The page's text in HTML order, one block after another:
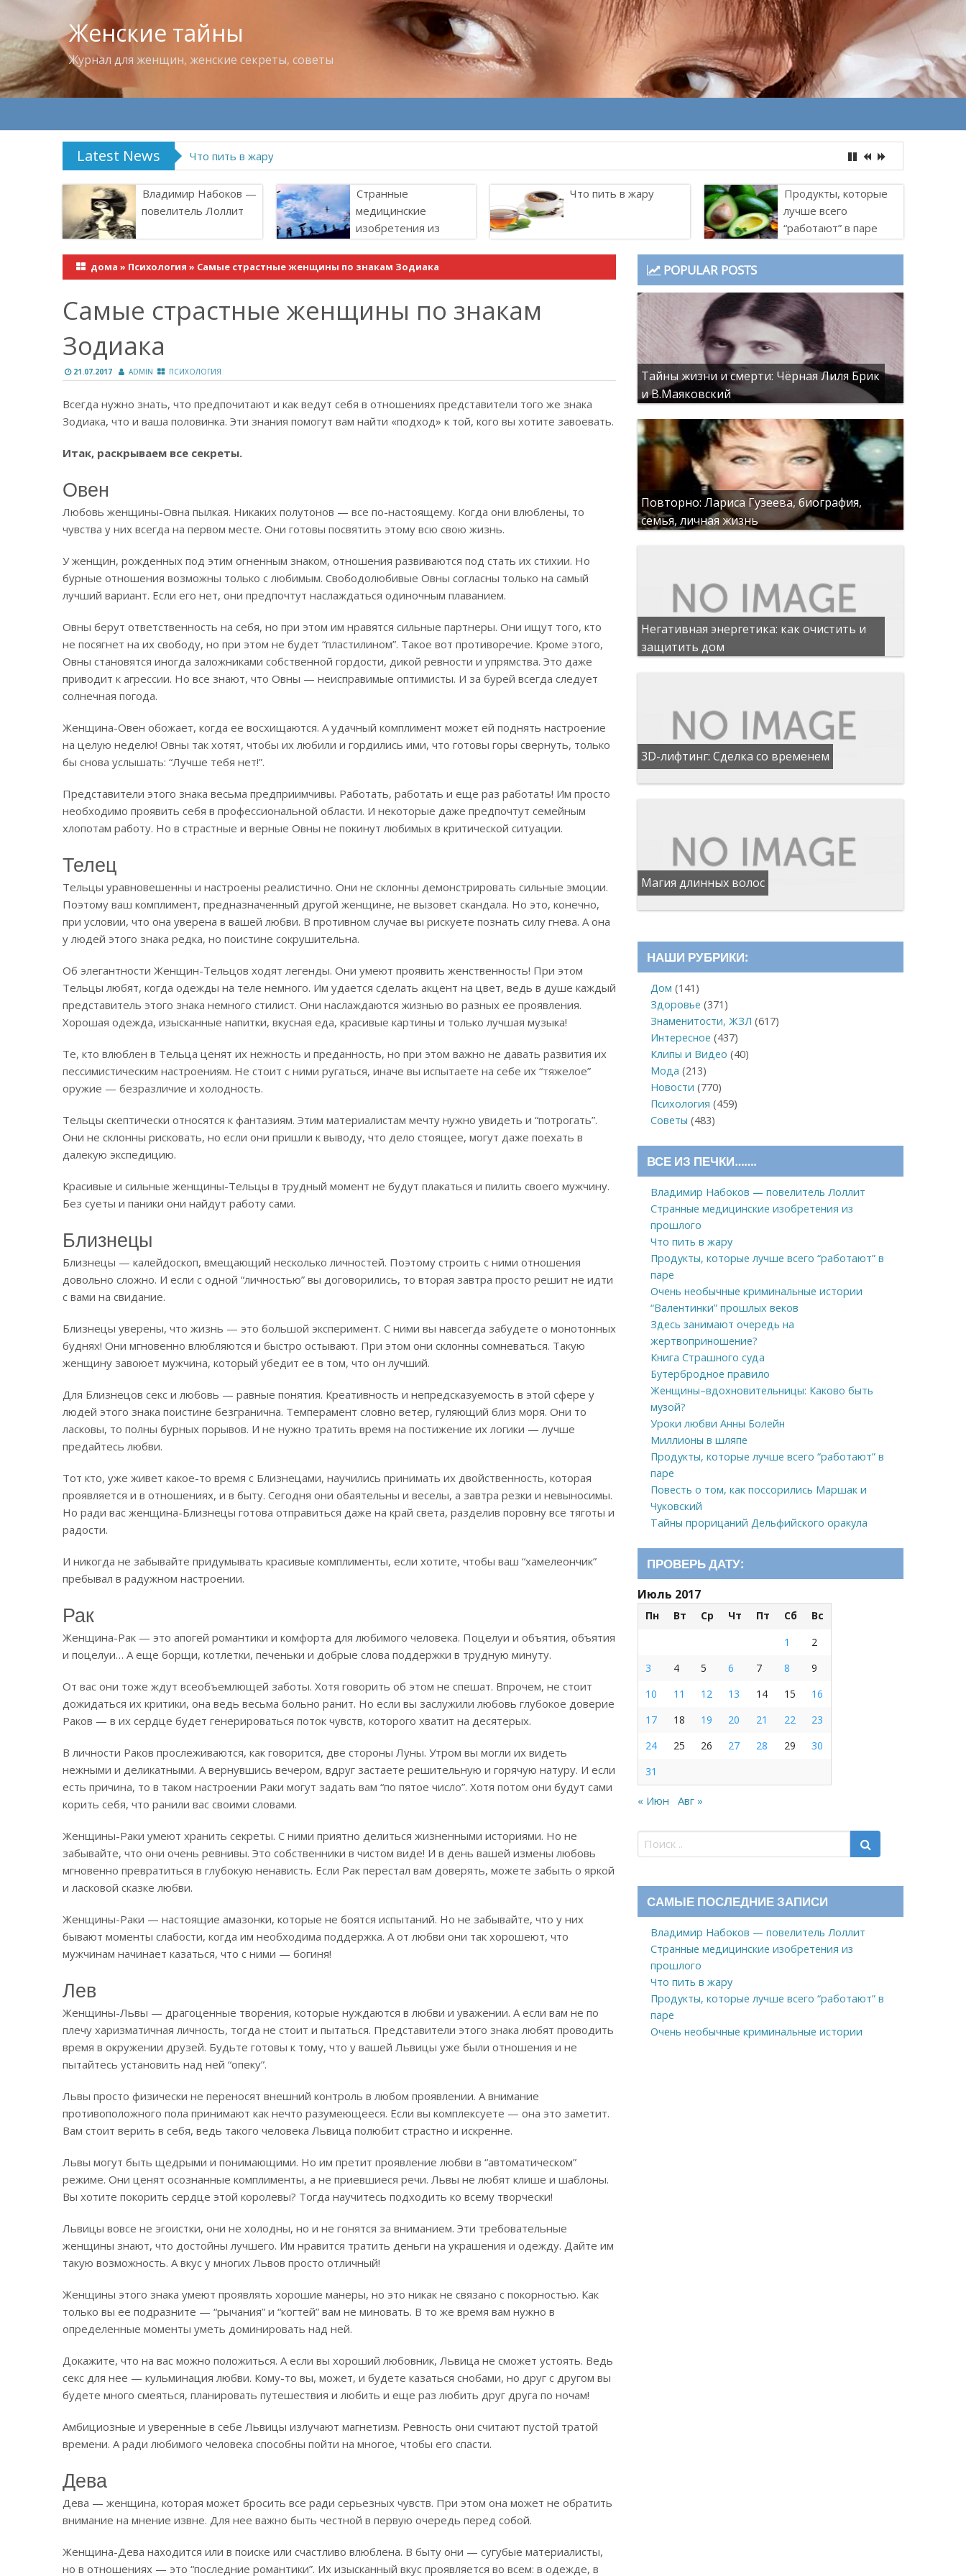
Женские тайны
Журнал для женщин, женские секреты, советы
Latest News Что пить в жару
Владимир Набоков —
повелитель Лоллит
Странные
медицинские
изобретения из
Что пить в жару
Продукты, которые
лучше всего
“работают” в паре
дома » Психология » Самые страстные женщины по знакам Зодиака
Самые страстные женщины по знакам
Зодиака
21.07.2017 ADMIN ПСИХОЛОГИЯ
Всегда нужно знать, что предпочитают и как ведут себя в отношениях представители того же знака
Зодиака, что и ваша половинка. Эти знания помогут вам найти «подход» к той, кого вы хотите завоевать.
Итак, раскрываем все секреты.
Овен
Любовь женщины-Овна пылкая. Никаких полутонов — все по-настоящему. Когда они влюблены, то
чувства у них всегда на первом месте. Они готовы посвятить этому всю свою жизнь.
У женщин, рожденных под этим огненным знаком, отношения развиваются под стать их стихии. Но
бурные отношения возможны только с любимым. Свободолюбивые Овны согласны только на самый
лучший вариант. Если его нет, они предпочтут наслаждаться одиночным плаванием.
Овны берут ответственность на себя, но при этом им нравятся сильные партнеры. Они ищут того, кто
не посягнет на их свободу, но при этом не будет “пластилином”. Такое вот противоречие. Кроме этого,
Овны становятся иногда заложниками собственной гордости, дикой ревности и упрямства. Это даже
приводит к агрессии. Но все знают, что Овны — неисправимые оптимисты. И за бурей всегда следует
солнечная погода.
Женщина-Овен обожает, когда ее восхищаются. А удачный комплимент может ей поднять настроение
на целую неделю! Овны так хотят, чтобы их любили и гордились ими, что готовы горы свернуть, только
бы снова услышать: “Лучше тебя нет!”.
Представители этого знака весьма предприимчивы. Работать, работать и еще раз работать! Им просто
необходимо проявить себя в профессиональной области. И некоторые даже предпочтут семейным
хлопотам работу. Но в страстные и верные Овны не покинут любимых в критической ситуации.
Телец
Тельцы уравновешенны и настроены реалистично. Они не склонны демонстрировать сильные эмоции.
Поэтому ваш комплимент, предназначенный другой женщине, не вызовет скандала. Но это, конечно,
при условии, что она уверена в вашей любви. В противном случае вы рискуете познать силу гнева. А она
у людей этого знака редка, но поистине сокрушительна.
Об элегантности Женщин-Тельцов ходят легенды. Они умеют проявить женственность! При этом
Тельцы любят, когда одежды на теле немного. Им удается сделать акцент на цвет, ведь в душе каждый
представитель этого знака немного стилист. Они наслаждаются жизнью во разных ее проявления.
Хорошая одежда, изысканные напитки, вкусная еда, красивые картины и только лучшая музыка!
Те, кто влюблен в Тельца ценят их нежность и преданность, но при этом важно не давать развития их
пессимистическим настроениям. Не стоит с ними ругаться, иначе вы испытаете на себе их “тяжелое”
оружие — безразличие и холодность.
Тельцы скептически относятся к фантазиям. Этим материалистам мечту нужно увидеть и “потрогать”.
Они не склонны рисковать, но если они пришли к выводу, что дело стоящее, могут даже поехать в
далекую экспедицию.
Красивые и сильные женщины-Тельцы в трудный момент не будут плакаться и пилить своего мужчину.
Без суеты и паники они найдут работу сами.
Близнецы
Близнецы — калейдоскоп, вмещающий несколько личностей. Поэтому строить с ними отношения
довольно сложно. И если с одной “личностью” вы договорились, то вторая завтра просто решит не идти
с вами на свидание.
Близнецы уверены, что жизнь — это большой эксперимент. С ними вы навсегда забудете о монотонных
буднях! Они мгновенно влюбляются и быстро остывают. При этом они склонны сомневаться. Такую
женщину завоюет мужчина, который убедит ее в том, что он лучший.
Для Близнецов секс и любовь — равные понятия. Креативность и непредсказуемость в этой сфере у
людей этого знака поистине безгранична. Темперамент словно ветер, гуляющий близ моря. Они то
ласковы, то полны бурных порывов. И не нужно тратить время на постижение их логики — лучше
предайтесь любви.
Тот кто, уже живет какое-то время с Близнецами, научились принимать их двойственность, которая
проявляется и в отношениях, и в быту. Сегодня они обаятельны и веселы, а завтра резки и невыносимы.
Но ради вас женщина-Близнецы готова отправиться даже на край света, разделив поровну все тяготы и
радости.
И никогда не забывайте придумывать красивые комплименты, если хотите, чтобы ваш “хамелеончик”
пребывал в радужном настроении.
Рак
Женщина-Рак — это апогей романтики и комфорта для любимого человека. Поцелуи и объятия, объятия
и поцелуи… А еще борщи, котлетки, печеньки и добрые слова поддержки в трудную минуту.
От вас они тоже ждут всеобъемлющей заботы. Хотя говорить об этом не спешат. Впрочем, не стоит
дожидаться их критики, она ведь весьма больно ранит. Но если вы заслужили любовь глубокое доверие
Раков — в их сердце будет генерироваться поток чувств, которого хватит на десятерых.
В личности Раков прослеживаются, как говорится, две стороны Луны. Утром вы могли их видеть
нежными и деликатными. А вернувшись вечером, вдруг застаете решительную и горячую натуру. И если
есть причина, то в таком настроении Раки могут задать вам “по пятое число”. Хотя потом они будут сами
корить себя, что ранили вас своими словами.
Женщины-Раки умеют хранить секреты. С ними приятно делиться жизненными историями. Но не
забывайте, что они очень ревнивы. Это собственники в чистом виде! И в день вашей измены любовь
мгновенно превратиться в глубокую ненависть. Если Рак перестал вам доверять, можете забыть о яркой
и ласковой сказке любви.
Женщины-Раки — настоящие амазонки, которые не боятся испытаний. Но не забывайте, что у них
бывают моменты слабости, когда им необходима поддержка. А от любви они так хорошеют, что
мужчинам начинает казаться, что с ними — богиня!
Лев
Женщины-Львы — драгоценные творения, которые нуждаются в любви и уважении. А если вам не по
плечу харизматичная личность, тогда не стоит и пытаться. Представители этого знака любят проводить
время в окружении друзей. Будьте готовы к тому, что у вашей Львицы уже были отношения и не
пытайтесь установить над ней “опеку”.
Львы просто физически не переносят внешний контроль в любом проявлении. А внимание
противоположного пола принимают как нечто разумеющееся. Если вы комплексуете — она это заметит.
Вам стоит верить в себя, ведь такого человека Львица полюбит страстно и искренне.
Львы могут быть щедрыми и понимающими. Но им претит проявление любви в “автоматическом”
режиме. Они ценят осознанные комплименты, а не приевшиеся речи. Львы не любят клише и шаблоны.
Вы хотите покорить сердце этой королевы? Тогда научитесь подходить ко всему творчески!
Львицы вовсе не эгоистки, они не холодны, но и не гонятся за вниманием. Эти требовательные
женщины знают, что достойны лучшего. Им нравится тратить деньги на украшения и одежду. Дайте им
такую возможность. А вкус у многих Львов просто отличный!
Женщины этого знака умеют проявлять хорошие манеры, но это никак не связано с покорностью. Как
только вы ее подразните — “рычания” и “когтей” вам не миновать. В то же время вам нужно в
определенные моменты уметь доминировать над ней.
Докажите, что на вас можно положиться. А если вы хороший любовник, Львица не сможет устоять. Ведь
секс для нее — кульминация любви. Кому-то вы, может, и будете казаться снобами, но друг с другом вы
будете много смеяться, планировать путешествия и любить и еще раз любить друг друга по ночам!
Амбициозные и уверенные в себе Львицы излучают магнетизм. Ревность они считают пустой тратой
времени. А ради любимого человека способны пойти на многое, чтобы его спасти.
Дева
Дева — женщина, которая может бросить все ради серьезных чувств. При этом она может не обратить
внимание на мнение извне. Для нее важно быть честной в первую очередь перед собой.
Женщина-Дева находится или в поиске или счастливо влюблена. В быту они — сугубые материалисты,
но в отношениях — это “последние романтики”. Их изысканный вкус проявляется во всем: в одежде, в
POPULAR POSTS
Тайны жизни и смерти: Чёрная Лиля Брик
и В.Маяковский
Повторно: Лариса Гузеева, биография,
семья, личная жизнь
Негативная энергетика: как очистить и
защитить дом
3D-лифтинг: Сделка со временем
Магия длинных волос
НАШИ РУБРИКИ:
Дом (141)
Здоровье (371)
Знаменитости, ЖЗЛ (617)
Интересное (437)
Клипы и Видео (40)
Мода (213)
Новости (770)
Психология (459)
Советы (483)
ВСЕ ИЗ ПЕЧКИ…….
Владимир Набоков — повелитель Лоллит
Странные медицинские изобретения из
прошлого
Что пить в жару
Продукты, которые лучше всего “работают” в
паре
Очень необычные криминальные истории
“Валентинки” прошлых веков
Здесь занимают очередь на
жертвоприношение?
Книга Страшного суда
Бутербродное правило
Женщины–вдохновительницы: Каково быть
музой?
Уроки любви Анны Болейн
Миллионы в шляпе
Продукты, которые лучше всего “работают” в
паре
Повесть о том, как поссорились Маршак и
Чуковский
Тайны прорицаний Дельфийского оракула
ПРОВЕРЬ ДАТУ:
Июль 2017
Пн Вт Ср Чт Пт Сб
Вс
1
2
3
4 5 6 7 8
9
10
11 12 13 14 15
16
17
18 19 20 21 22
23
24
25 26 27 28 29
30
31
« Июн Авг »
САМЫЕ ПОСЛЕДНИЕ ЗАПИСИ
Владимир Набоков — повелитель Лоллит
Странные медицинские изобретения из
прошлого
Что пить в жару
Продукты, которые лучше всего “работают” в
паре
Очень необычные криминальные истории